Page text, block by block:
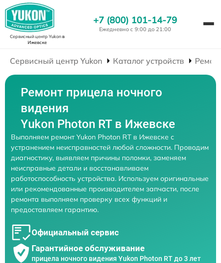
Сервисный центр Yukonв
Ижевске
+7 (800) 101-14-79
Ежедневно с 9:00 до 21:00
Сервисный центр Yukon Каталог устройств
Ремонт прицела ночного
видения
Yukon Photon RT в Ижевске
Выполняем ремонт Yukon Photon RT в Ижевске с
устранением неисправностей любой сложности. Проводим
диагностику, выявляем причины поломки, заменяем
неисправные детали и восстанавливаем
работоспособность устройства. Используем оригинальные
или рекомендованные производителем запчасти, после
ремонта выполняем проверку всех функций и
предоставляем гарантию.
Официальный сервис
Гарантийное обслуживание
прицела ночного видения Yukon Photon RT до 3 лет